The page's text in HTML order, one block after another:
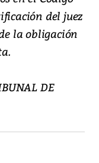
del juez
la obligación
DE